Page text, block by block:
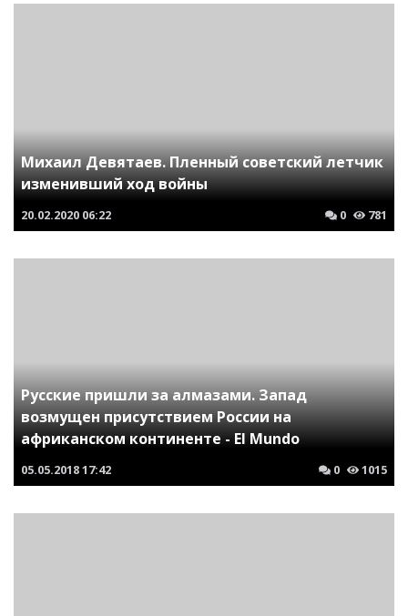
Михаил Девятаев. Пленный советский летчик
изменивший ход войны
20.02.2020 06:22 0 781
Русские пришли за алмазами. Запад
возмущен присутствием России на
африканском континенте - El Mundo
05.05.201817:42 0 1015